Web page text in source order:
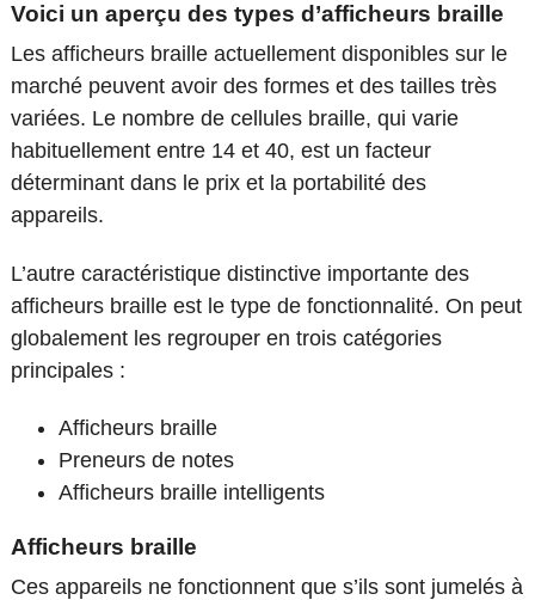
Voici un aperçu des types d’afficheurs braille
Les afficheurs braille actuellement disponibles sur le
marché peuvent avoir des formes et des tailles très
variées. Le nombre de cellules braille, qui varie
habituellement entre 14 et 40, est un facteur
déterminant dans le prix et la portabilité des
appareils.
L’autre caractéristique distinctive importante des
afficheurs braille est le type de fonctionnalité. On peut
globalement les regrouper en trois catégories
principales :
Afficheurs braille
Preneurs de notes
Afficheurs braille intelligents
Afficheurs braille
Ces appareils ne fonctionnent que s’ils sont jumelés à